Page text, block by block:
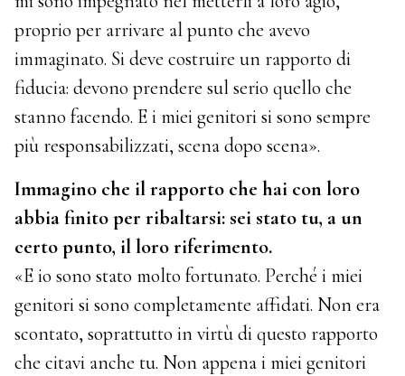
proprio per arrivare al punto che avevo
immaginato. Si deve costruire un rapporto di
fiducia: devono prendere sul serio quello che
stanno facendo. E i miei genitori si sono sempre
più responsabilizzati, scena dopo scena».
Immagino che il rapporto che hai con loro
abbia finito per ribaltarsi: sei stato tu, a un
certo punto, il loro riferimento.
«E io sono stato molto fortunato. Perché i miei
genitori si sono completamente affidati. Non era
scontato, soprattutto in virtù di questo rapporto
che citavi anche tu. Non appena i miei genitori